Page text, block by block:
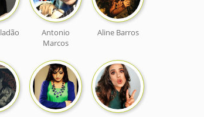
Antonio
Marcos
Aline Barros